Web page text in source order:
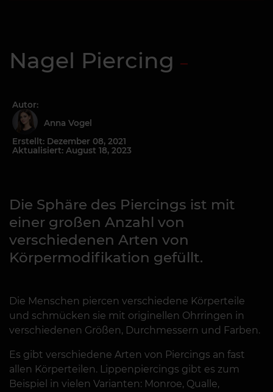
Nagel Piercing
Autor:
Anna Vogel
Erstellt: Dezember 08, 2021
Aktualisiert: August 18, 2023
Die Sphäre des Piercings ist mit
einer großen Anzahl von
verschiedenen Arten von
Körpermodifikation gefüllt.
Die Menschen piercen verschiedene Körperteile
und schmücken sie mit originellen Ohrringen in
verschiedenen Größen, Durchmessern und Farben.
Es gibt verschiedene Arten von Piercings an fast
allen Körperteilen. Lippenpiercings gibt es zum
Beispiel in vielen Varianten: Monroe, Qualle,